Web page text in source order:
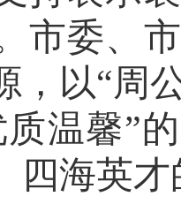
市委、
，以“周
温馨”
四海英